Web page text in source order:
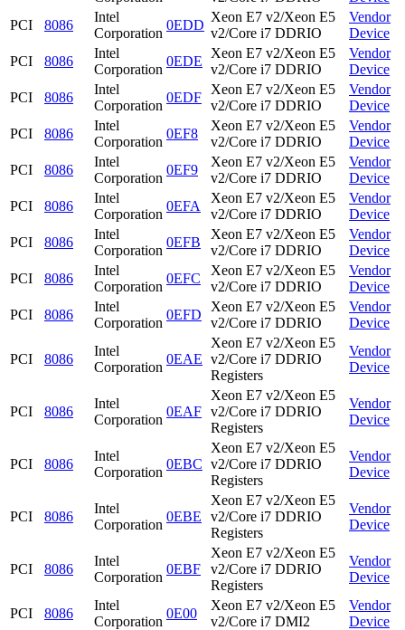
PCI
8086
Intel
Corporation
0EDD
Xeon E7 v2/Xeon E5
v2/Core i7 DDRIO
Vendor
Device
PCI
8086
Intel
Corporation
0EDE
Xeon E7 v2/Xeon E5
v2/Core i7 DDRIO
Vendor
Device
PCI
8086
Intel
Corporation
0EDF
Xeon E7 v2/Xeon E5
v2/Core i7 DDRIO
Vendor
Device
PCI
8086
Intel
Corporation
0EF8
Xeon E7 v2/Xeon E5
v2/Core i7 DDRIO
Vendor
Device
PCI
8086
Intel
Corporation
0EF9
Xeon E7 v2/Xeon E5
v2/Core i7 DDRIO
Vendor
Device
PCI
8086
Intel
Corporation
0EFA
Xeon E7 v2/Xeon E5
v2/Core i7 DDRIO
Vendor
Device
PCI
8086
Intel
Corporation
0EFB
Xeon E7 v2/Xeon E5
v2/Core i7 DDRIO
Vendor
Device
PCI
8086
Intel
Corporation
0EFC
Xeon E7 v2/Xeon E5
v2/Core i7 DDRIO
Vendor
Device
PCI
8086
Intel
Corporation
0EFD
Xeon E7 v2/Xeon E5
v2/Core i7 DDRIO
Vendor
Device
PCI 8086
Intel
Corporation
0EAE
Xeon E7 v2/Xeon E5
v2/Core i7 DDRIO
Registers
Vendor
Device
PCI 8086
Intel
Corporation
0EAF
Xeon E7 v2/Xeon E5
v2/Core i7 DDRIO
Registers
Vendor
Device
PCI 8086
Intel
Corporation
0EBC
Xeon E7 v2/Xeon E5
v2/Core i7 DDRIO
Registers
Vendor
Device
PCI 8086
Intel
Corporation
0EBE
Xeon E7 v2/Xeon E5
v2/Core i7 DDRIO
Registers
Vendor
Device
PCI 8086
Intel
Corporation
0EBF
Xeon E7 v2/Xeon E5
v2/Core i7 DDRIO
Registers
Vendor
Device
PCI 8086
Intel
Corporation
0E00
Xeon E7 v2/Xeon E5
v2/Core i7 DMI2
Vendor
Device